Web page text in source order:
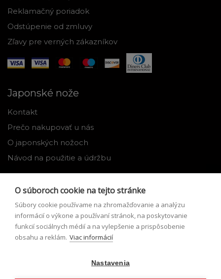
Reklamačný poriadok
Odstúpenie od zmluvy
Zľavy pre verných zákazníkov
Japonské nože
Kontakt
Prečo nakupovať u nás
O japonských nožoch
Návod na použitie a údržbu
Môj profil
Zabudnuté heslo
O súboroch cookie na tejto stránke
Súbory cookie používame na zhromažďovanie a analýzu
informácií o výkone a používaní stránok, na poskytovanie
funkcií sociálnych médií a na vylepšenie a prispôsobenie
obsahu a reklám. Viac informácií
Nastavenia